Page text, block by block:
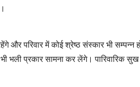
और परिवार में कोई श्रेष्ठ संस्कार भी
भली प्रकार सामना कर लेंगे। पारिवारिक